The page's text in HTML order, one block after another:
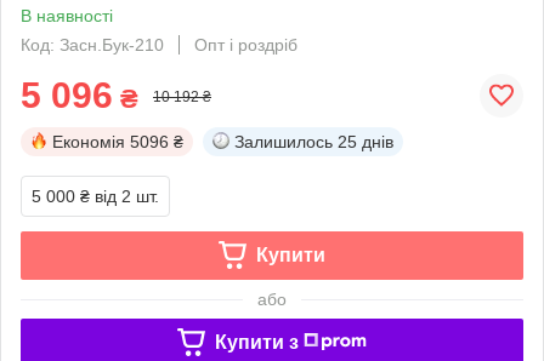
В наявності
Код: Засн.Бук-210
Опт і роздріб
5 096 ₴ 10 192 ₴
Економія 5096 ₴ Залишилось 25 днів
5 000 ₴ від 2 шт.
Купити
або
Купити з